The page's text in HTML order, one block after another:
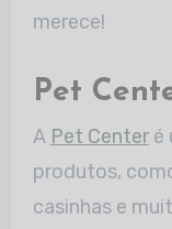
merece!
Pet
A Pet Centeré
produtos,
casinhas e